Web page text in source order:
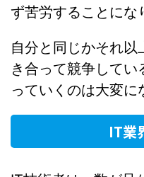
ず苦労することにな
自分と同じかそれ以
き合って競争して
っていくのは大変に
IT業